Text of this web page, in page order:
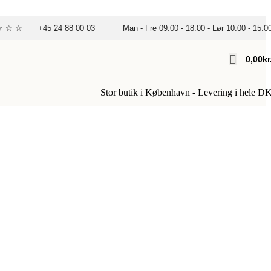
☆ ☆ +45 24 88 00 03 Man - Fre 09:00 - 18:00 - Lør 10:00 -
0,00
Stor butik i København - Levering i hele